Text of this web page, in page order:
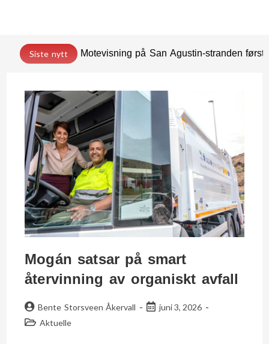
Siste nytt Motevisning på San Agustin-stranden
Mogán satsar på smart
återvinning av organiskt avfall
Bente Storsveen Åkervall
juni 3, 2026
Aktuelle